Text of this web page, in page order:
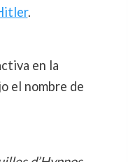
.
en la
el nombre de